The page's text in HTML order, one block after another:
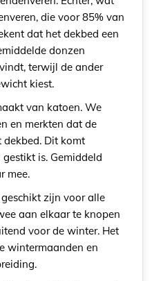
die voor 85% van
dat het dekbed een
donzen
terwijl de ander
kiest.
van katoen. We
en merkten dat de
Dit komt
is. Gemiddeld
mee.
zijn voor alle
aan elkaar te knopen
voor de winter. Het
wintermaanden en